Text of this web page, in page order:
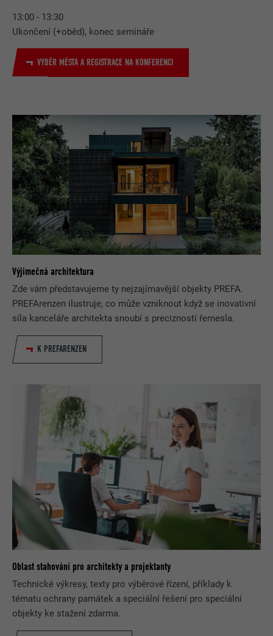
13:00 - 13:30
Ukončení (+oběd), konec semináře
VÝBĚR MĚSTA A REGISTRACE NA KONFERENCI
Výjimečná architektura
Zde vám představujeme ty nejzajímavější objekty PREFA.
PREFArenzen ilustruje, co může vzniknout když se inovativní
síla kanceláře architekta snoubí s precizností řemesla.
K PREFARENZEN
Oblast stahování pro architekty a projektanty
Technické výkresy, texty pro výběrové řízení, příklady k
tématu ochrany památek a speciální řešení pro speciální
objekty ke stažení zdarma.